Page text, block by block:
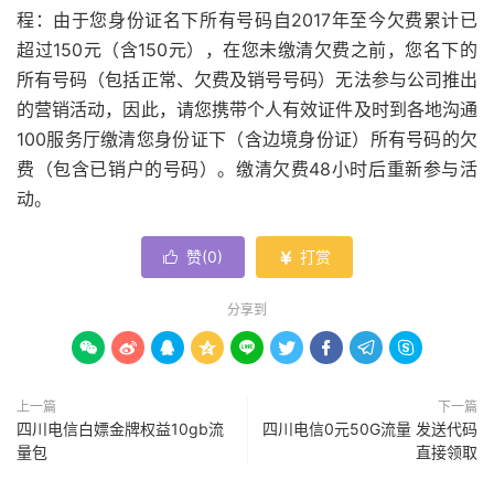
程：由于您身份证名下所有号码自2017年至今欠费累计已
超过150元（含150元），在您未缴清欠费之前，您名下的
所有号码（包括正常、欠费及销号号码）无法参与公司推出
的营销活动，因此，请您携带个人有效证件及时到各地沟通
100服务厅缴清您身份证下（含边境身份证）所有号码的欠
费（包含已销户的号码）。缴清欠费48小时后重新参与活
动。
 赞(0)  打赏
分享到
        
上一篇
四川电信白嫖金牌权益10gb流
量包
下一篇
四川电信0元50G流量 发送代码
直接领取